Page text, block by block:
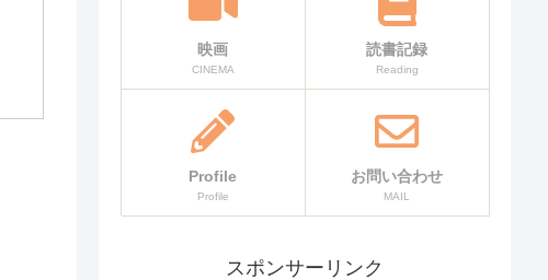
映画
CINEMA
読書記録
Reading
Profile
Profile
お問い合わせ
MAIL
スポンサーリンク